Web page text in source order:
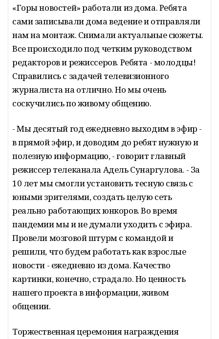
«Горы новостей» работали из дома. Ребята
сами записывали дома ведение и отправляли
нам на монтаж. Снимали актуальные сюжеты.
Все происходило под четким руководством
редакторов и режиссеров. Ребята - молодцы!
Справились с задачей телевизионного
журналиста на отлично. Но мы очень
соскучились по живому общению.
- Мы десятый год ежедневно выходим в эфир -
в прямой эфир, и доводим до ребят нужную и
полезную информацию, - говорит главный
режиссер телеканала Адель Сунаргулова. - За
10 лет мы смогли установить тесную связь с
юными зрителями, создать целую сеть
реально работающих юнкоров. Во время
пандемии мы и не думали уходить с эфира.
Провели мозговой штурм с командой и
решили, что будем работать как взрослые
новости - ежедневно из дома. Качество
картинки, конечно, страдало. Но ценность
нашего проекта в информации, живом
общении.
Торжественная церемония награждения